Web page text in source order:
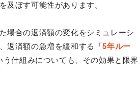
及ぼす可能性があります。
場合の返済額の変化をシミュレーシ
返済額の急増を緩和する「5年ルー
う仕組みについても、その効果と限界